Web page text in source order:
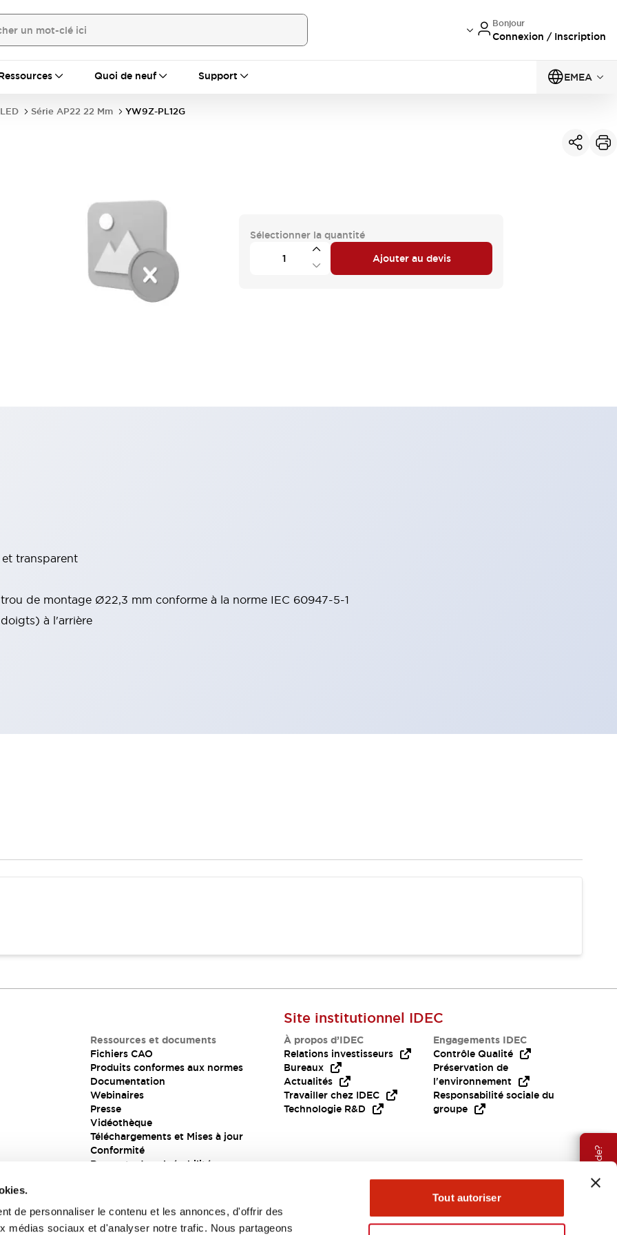
de personnaliser le contenu et les annonces, d'offrir des
médias sociaux et d'analyser notre trafic. Nous partageons
Tout autoriser
Bonjour
Connexion / Inscription
Quoi de neuf Support EMEA
Besoin d'aide?
Série AP22 22 Mm YW9Z-PL12G
Sélectionner la quantité
Ajouter au devis
transparent
de montage Ø22,3 mm conforme à la norme IEC 60947-5-1
à l'arrière
Ressources et documents
Fichiers CAO
Produits conformes aux normes
Documentation
Webinaires
Presse
Vidéothèque
Téléchargements et Mises à jour
Conformité
Rapports de vulnérabilité
Site institutionnel IDEC
À propos d’IDEC
Relations investisseurs
Bureaux
Actualités
Travailler chez IDEC
Technologie R&D
Engagements IDEC
Contrôle Qualité
Préservation de
l'environnement
Responsabilité sociale du
groupe